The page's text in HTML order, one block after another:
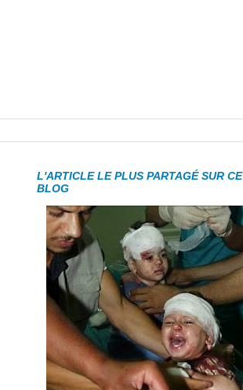
L'ARTICLE LE PLUS PARTAGÉ SUR CE
BLOG